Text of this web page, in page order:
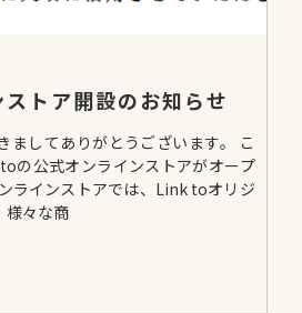
トア開設のお知らせ
ましてありがとうございます。 こ
の公式オンラインストアがオープ
ラインストアでは、Link toオリジ
様々な商